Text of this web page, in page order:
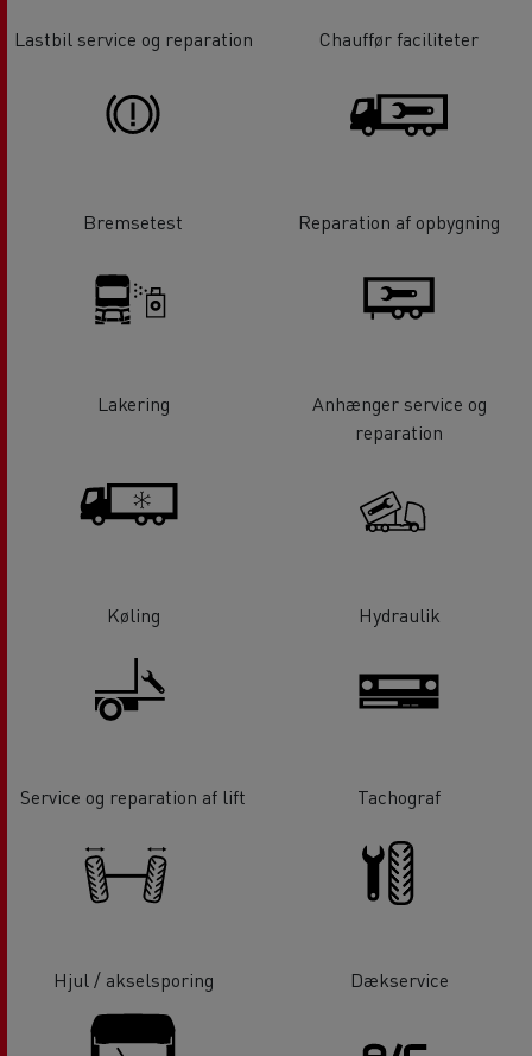
Lastbil service og reparation Chauffør faciliteter
Bremsetest Reparation af opbygning
Lakering
Anhænger service og
reparation
Køling Hydraulik
Service og reparation af lift Tachograf
Hjul / akselsporing Dækservice